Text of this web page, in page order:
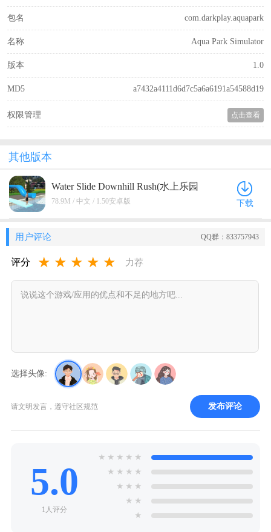
包名 com.darkplay.aquapark
名称 Aqua Park Simulator
版本 1.0
MD5 a7432a4111d6d7c5a6a6191a54588d19
权限管理 点击查看
其他版本
Water Slide Downhill Rush(水上乐园
模拟器无限金币版) 1.50安卓版
78.9M / 中文 / 1.50安卓版 下载
用户评论 QQ群：833757943
评分 ★ ★ ★ ★ ★ 力荐
选择头像:
请文明发言，遵守社区规范 发布评论
5.0
1人评分
★ ★ ★ ★ ★
★ ★ ★ ★
★ ★ ★
★ ★
★